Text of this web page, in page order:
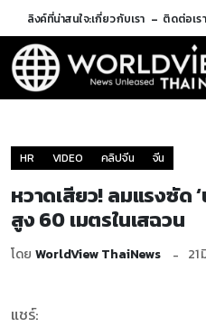
ลิงค์ที่น่าสนใจ:เกี่ยวกับเรา ติดต่อเร
HR VIDEO คลิปจีน จีน
หวาดเสียว! ลมแรงซัด
สูง 60 เมตรในเสฉวน
โดย WorldView ThaiNews 21
แชร์: